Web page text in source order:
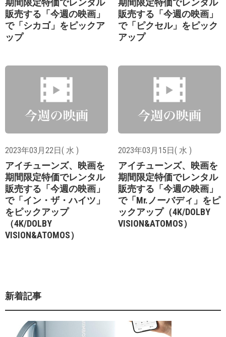
期間限定特価でレンタル
販売する「今週の映画」
で「シカゴ」をピックア
ップ
期間限定特価でレンタル
販売する「今週の映画」
で「ピクセル」をピック
アップ
2023年03月22日( 水 )
アイチューンズ、映画を
期間限定特価でレンタル
販売する「今週の映画」
で「イン・ザ・ハイツ」
をピックアップ
（4K/DOLBY
VISION&ATOMOS）
2023年03月15日( 水 )
アイチューンズ、映画を
期間限定特価でレンタル
販売する「今週の映画」
で「Mr.ノーバディ」をピ
ックアップ（4K/DOLBY
VISION&ATOMOS）
新着記事